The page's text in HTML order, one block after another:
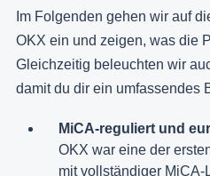
Im Folgenden gehen wir auf
OKX ein und zeigen, was die
Gleichzeitig beleuchten wir
damit du dir ein umfassendes
MiCA-reguliert und
OKX war eine der
mit vollständiger